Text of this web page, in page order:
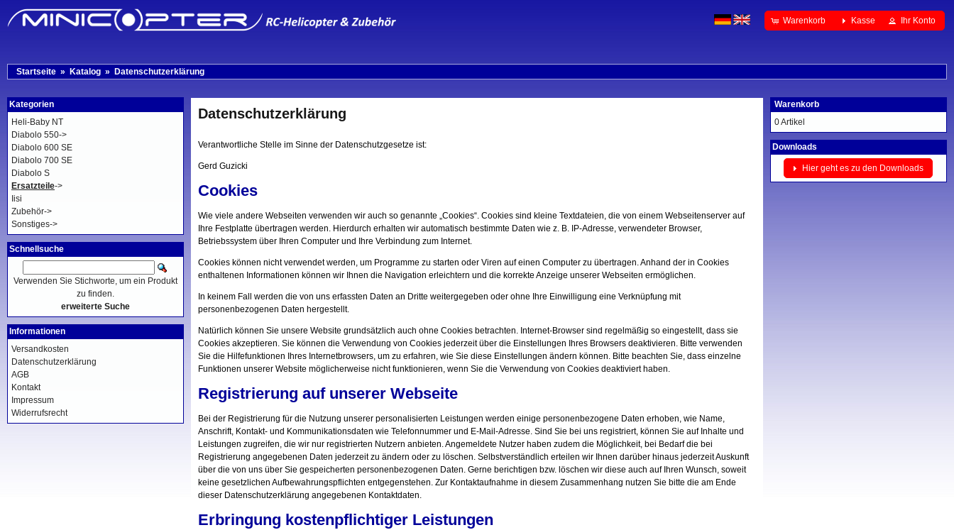
Warenkorb Kasse Ihr Konto
Startseite » Katalog » Datenschutzerklärung
Datenschutzerklärung
Verantwortliche Stelle im Sinne der Datenschutzgesetze ist:
Gerd Guzicki
Cookies
Wie viele andere Webseiten verwenden wir auch so genannte „Cookies“. Cookies sind kleine Textdateien, die von einem Webseitenserver auf
Ihre Festplatte übertragen werden. Hierdurch erhalten wir automatisch bestimmte Daten wie z. B. IP-Adresse, verwendeter Browser,
Betriebssystem über Ihren Computer und Ihre Verbindung zum Internet.
Cookies können nicht verwendet werden, um Programme zu starten oder Viren auf einen Computer zu übertragen. Anhand der in Cookies
enthaltenen Informationen können wir Ihnen die Navigation erleichtern und die korrekte Anzeige unserer Webseiten ermöglichen.
In keinem Fall werden die von uns erfassten Daten an Dritte weitergegeben oder ohne Ihre Einwilligung eine Verknüpfung mit
personenbezogenen Daten hergestellt.
Natürlich können Sie unsere Website grundsätzlich auch ohne Cookies betrachten. Internet-Browser sind regelmäßig so eingestellt, dass sie
Cookies akzeptieren. Sie können die Verwendung von Cookies jederzeit über die Einstellungen Ihres Browsers deaktivieren. Bitte verwenden
Sie die Hilfefunktionen Ihres Internetbrowsers, um zu erfahren, wie Sie diese Einstellungen ändern können. Bitte beachten Sie, dass einzelne
Funktionen unserer Website möglicherweise nicht funktionieren, wenn Sie die Verwendung von Cookies deaktiviert haben.
Registrierung auf unserer Webseite
Bei der Registrierung für die Nutzung unserer personalisierten Leistungen werden einige personenbezogene Daten erhoben, wie Name,
Anschrift, Kontakt- und Kommunikationsdaten wie Telefonnummer und E-Mail-Adresse. Sind Sie bei uns registriert, können Sie auf Inhalte und
Leistungen zugreifen, die wir nur registrierten Nutzern anbieten. Angemeldete Nutzer haben zudem die Möglichkeit, bei Bedarf die bei
Registrierung angegebenen Daten jederzeit zu ändern oder zu löschen. Selbstverständlich erteilen wir Ihnen darüber hinaus jederzeit Auskunft
über die von uns über Sie gespeicherten personenbezogenen Daten. Gerne berichtigen bzw. löschen wir diese auch auf Ihren Wunsch, soweit
keine gesetzlichen Aufbewahrungspflichten entgegenstehen. Zur Kontaktaufnahme in diesem Zusammenhang nutzen Sie bitte die am Ende
dieser Datenschutzerklärung angegebenen Kontaktdaten.
Erbringung kostenpflichtiger Leistungen
Kategorien
Heli-Baby NT
Diabolo 550->
Diabolo 600 SE
Diabolo 700 SE
Diabolo S
Ersatzteile->
Iisi
Zubehör->
Sonstiges->
Schnellsuche
Verwenden Sie Stichworte, um ein Produkt
zu finden.
erweiterte Suche
Informationen
Versandkosten
Datenschutzerklärung
AGB
Kontakt
Impressum
Widerrufsrecht
Warenkorb
0 Artikel
Downloads
Hier geht es zu den Downloads